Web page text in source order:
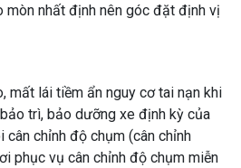
mòn nhất định nên góc đặt định vị
mất lái tiềm ẩn nguy cơ tai nạn khi
trì, bảo dưỡng xe định kỳ của
cân chỉnh độ chụm (cân chỉnh
phục vụ cân chỉnh độ chụm miễn